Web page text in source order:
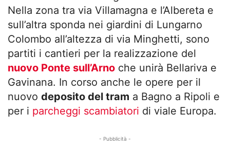
Nella zona tra via Villamagna e l’Albereta e
sull’altra sponda nei giardini di Lungarno
Colombo all’altezza di via Minghetti, sono
partiti i cantieri per la realizzazione del
nuovo Ponte sull’Arno che unirà Bellariva e
Gavinana. In corso anche le opere per il
nuovo deposito del tram a Bagno a Ripoli e
per i parcheggi scambiatori di viale Europa.
- Pubblicità -